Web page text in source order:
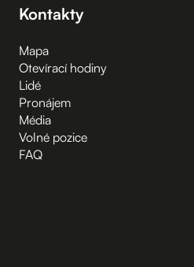
Kontakty
Mapa
Otevírací hodiny
Lidé
Pronájem
Média
Volné pozice
FAQ